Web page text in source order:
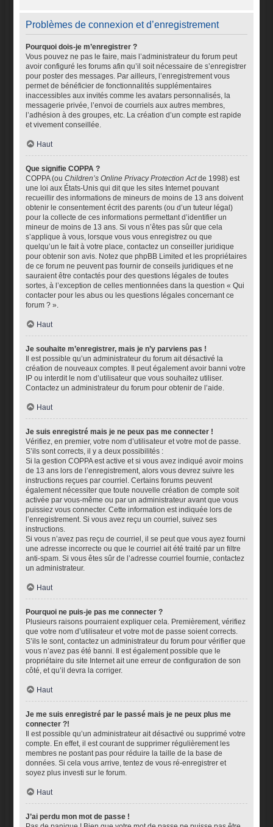
Problèmes de connexion et d’enregistrement
Pourquoi dois-je m’enregistrer ?
Vous pouvez ne pas le faire, mais l’administrateur du forum peut
avoir configuré les forums afin qu’il soit nécessaire de s’enregistrer
pour poster des messages. Par ailleurs, l’enregistrement vous
permet de bénéficier de fonctionnalités supplémentaires
inaccessibles aux invités comme les avatars personnalisés, la
messagerie privée, l’envoi de courriels aux autres membres,
l’adhésion à des groupes, etc. La création d’un compte est rapide
et vivement conseillée.
Haut
Que signifie COPPA ?
COPPA (ouChildren’s Online Privacy Protection Actde 1998) est
une loi aux États-Unis qui dit que les sites Internet pouvant
recueillir des informations de mineurs de moins de 13 ans doivent
obtenir le consentement écrit des parents (ou d’un tuteur légal)
pour la collecte de ces informations permettant d’identifier un
mineur de moins de 13 ans. Si vous n’êtes pas sûr que cela
s’applique à vous, lorsque vous vous enregistrez ou que
quelqu’un le fait à votre place, contactez un conseiller juridique
pour obtenir son avis. Notez que phpBB Limited et les propriétaires
de ce forum ne peuvent pas fournir de conseils juridiques et ne
sauraient être contactés pour des questions légales de toutes
sortes, à l’exception de celles mentionnées dans la question « Qui
contacter pour les abus ou les questions légales concernant ce
forum ? ».
Haut
Je souhaite m’enregistrer, mais je n’y parviens pas !
Il est possible qu’un administrateur du forum ait désactivé la
création de nouveaux comptes. Il peut également avoir banni votre
IP ou interdit le nom d’utilisateur que vous souhaitez utiliser.
Contactez un administrateur du forum pour obtenir de l’aide.
Haut
Je suis enregistré mais je ne peux pas me connecter !
Vérifiez, en premier, votre nom d’utilisateur et votre mot de passe.
S’ils sont corrects, il y a deux possibilités :
Si la gestion COPPA est active et si vous avez indiqué avoir moins
de 13 ans lors de l’enregistrement, alors vous devrez suivre les
instructions reçues par courriel. Certains forums peuvent
également nécessiter que toute nouvelle création de compte soit
activée par vous-même ou par un administrateur avant que vous
puissiez vous connecter. Cette information est indiquée lors de
l’enregistrement. Si vous avez reçu un courriel, suivez ses
instructions.
Si vous n’avez pas reçu de courriel, il se peut que vous ayez fourni
une adresse incorrecte ou que le courriel ait été traité par un filtre
anti-spam. Si vous êtes sûr de l’adresse courriel fournie, contactez
un administrateur.
Haut
Pourquoi ne puis-je pas me connecter ?
Plusieurs raisons pourraient expliquer cela. Premièrement, vérifiez
que votre nom d’utilisateur et votre mot de passe soient corrects.
S’ils le sont, contactez un administrateur du forum pour vérifier que
vous n’avez pas été banni. Il est également possible que le
propriétaire du site Internet ait une erreur de configuration de son
côté, et qu’il devra la corriger.
Haut
Je me suis enregistré par le passé mais je ne peux plus me
connecter ?!
Il est possible qu’un administrateur ait désactivé ou supprimé votre
compte. En effet, il est courant de supprimer régulièrement les
membres ne postant pas pour réduire la taille de la base de
données. Si cela vous arrive, tentez de vous ré-enregistrer et
soyez plus investi sur le forum.
Haut
J’ai perdu mon mot de passe !